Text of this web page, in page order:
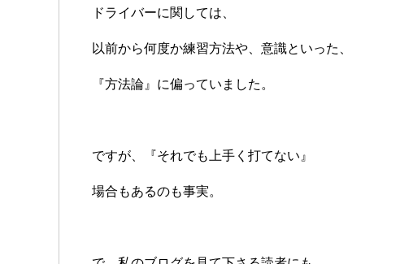
ドライバーに関しては、
以前から何度か練習方法や、意識といった、
『方法論』に偏っていました。
ですが、『それでも上手く打てない』
場合もあるのも事実。